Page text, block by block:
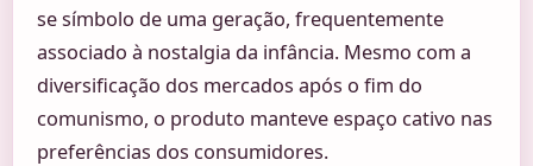
se símbolo de uma geração, frequentemente
associado à nostalgia da infância. Mesmo com a
diversificação dos mercados após o fim do
comunismo, o produto manteve espaço cativo nas
preferências dos consumidores.